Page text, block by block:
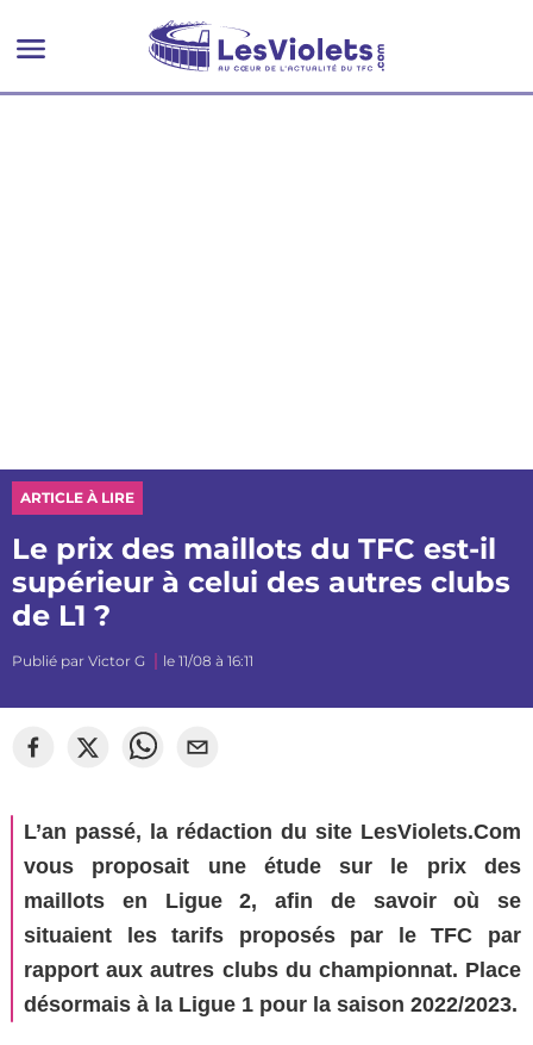
ARTICLE À LIRE
Le prix des maillots du TFC est-il
supérieur à celui des autres clubs
de L1 ?
Publié par Victor G le 11/08 à 16:11
L’an passé, la rédaction du site LesViolets.Com
vous proposait une étude sur le prix des
maillots en Ligue 2, afin de savoir où se
situaient les tarifs proposés par le TFC par
rapport aux autres clubs du championnat. Place
désormais à la Ligue 1 pour la saison 2022/2023.